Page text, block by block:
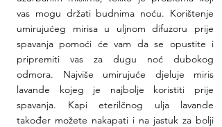
vas mogu držati budnima noću. Korištenje
umirujućeg mirisa u uljnom difuzoru prije
spavanja pomoći će vam da se opustite i
pripremiti vas za dugu noć dubokog
odmora. Najviše umirujuće djeluje miris
lavande kojeg je najbolje koristiti prije
spavanja. Kapi eterilčnog ulja lavande
također možete nakapati i na jastuk za bolji